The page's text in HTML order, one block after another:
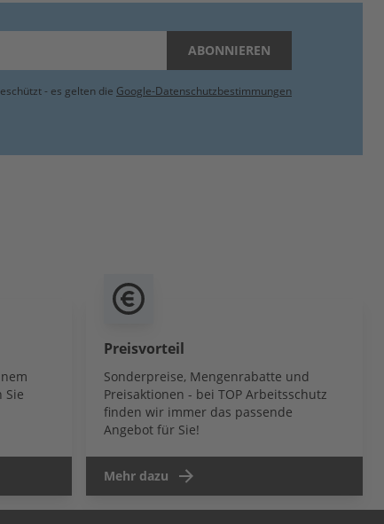
ABONNIEREN
- es gelten die Google-Datenschutzbestimmungen
Sie
Preisvorteil
Sonderpreise, Mengenrabatte und
Preisaktionen - bei TOP Arbeitsschutz
finden wir immer das passende
Angebot für Sie!
Mehr dazu